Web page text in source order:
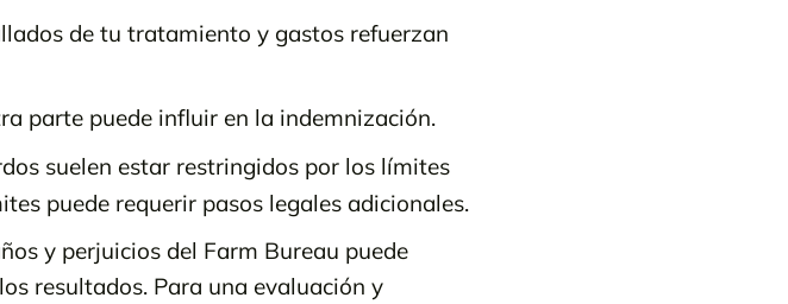
de tu tratamiento y gastos refuerzan
parte puede influir en la indemnización.
suelen estar restringidos por los límites
puede requerir pasos legales adicionales.
y perjuicios del Farm Bureau puede
resultados. Para una evaluación y